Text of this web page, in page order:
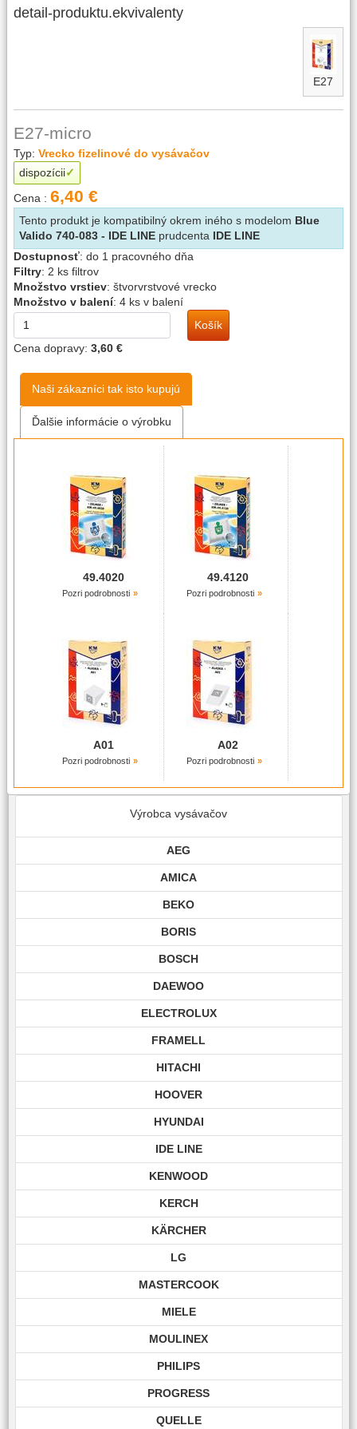
detail-produktu.ekvivalenty
E27
E27-micro
Typ: Vrecko fizelinové do vysávačov
dispozícii
Cena : 6,40 €
Tento produkt je kompatibilný okrem iného s modelom Blue
Valido 740-083 - IDE LINE prudcenta IDE LINE
Dostupnosť: do 1 pracovného dňa
Filtry: 2 ks filtrov
Množstvo vrstiev: štvorvrstvové vrecko
Množstvo v balení: 4 ks v balení
Košík
Cena dopravy: 3,60 €
Naši zákazníci tak isto kupujú
Ďalšie informácie o výrobku
49.4020
Pozri podrobnosti
49.4120
Pozri podrobnosti
A01
Pozri podrobnosti
A02
Pozri podrobnosti
Výrobca vysávačov
AEG
AMICA
BEKO
BORIS
BOSCH
DAEWOO
ELECTROLUX
FRAMELL
HITACHI
HOOVER
HYUNDAI
IDE LINE
KENWOOD
KERCH
KÄRCHER
LG
MASTERCOOK
MIELE
MOULINEX
PHILIPS
PROGRESS
QUELLE